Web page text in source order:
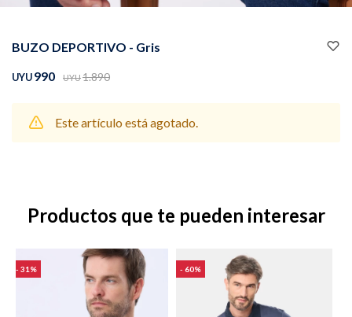
BUZO DEPORTIVO - Gris
UYU990 UYU1.890
Este artículo está agotado.
Productos que te pueden interesar
31 60
Canguros
Sacos Calzado